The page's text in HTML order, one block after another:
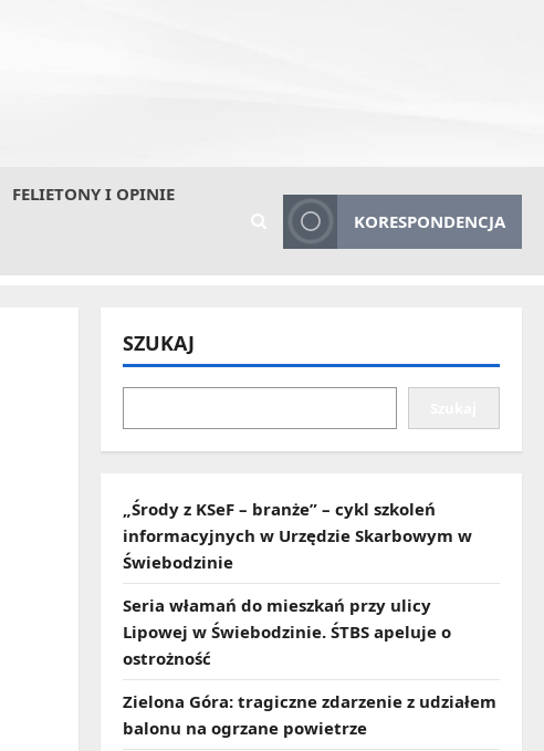
FELIETONY I OPINIE
KORESPONDENCJA
SZUKAJ
„Środy z KSeF – branże” – cykl szkoleń
informacyjnych w Urzędzie Skarbowym w
Świebodzinie
Seria włamań do mieszkań przy ulicy
Lipowej w Świebodzinie. ŚTBS apeluje o
ostrożność
Zielona Góra: tragiczne zdarzenie z udziałem
balonu na ogrzane powietrze